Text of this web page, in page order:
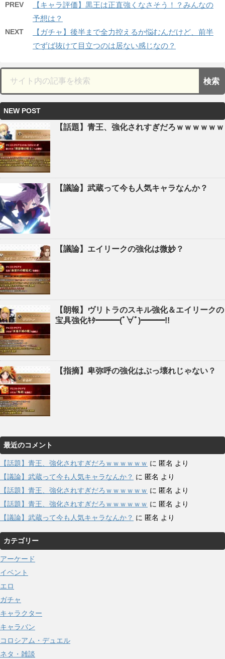
PREV
【キャラ評価】黒王は正直強くなさそう！？みんなの
予想は？
NEXT
【ガチャ】後半まで全力控えるか悩むんだけど、前半
でずば抜けて目立つのは居ない感じなの？
NEW POST
【話題】青王、強化されすぎだろｗｗｗｗｗｗ
【議論】武蔵って今も人気キャラなんか？
【議論】エイリークの強化は微妙？
【朗報】ヴリトラのスキル強化＆エイリークの
宝具強化ｷﾀ━━━(ﾟ∀ﾟ)━━━!!
【指摘】卑弥呼の強化はぶっ壊れじゃない？
最近のコメント
【話題】青王、強化されすぎだろｗｗｗｗｗｗ に 匿名 より
【議論】武蔵って今も人気キャラなんか？ に 匿名 より
【話題】青王、強化されすぎだろｗｗｗｗｗｗ に 匿名 より
【話題】青王、強化されすぎだろｗｗｗｗｗｗ に 匿名 より
【議論】武蔵って今も人気キャラなんか？ に 匿名 より
カテゴリー
アーケード
イベント
エロ
ガチャ
キャラクター
キャラバン
コロシアム・デュエル
ネタ・雑談